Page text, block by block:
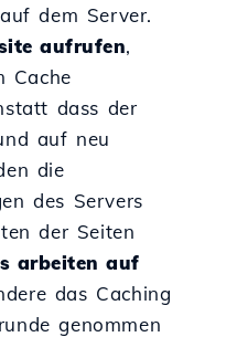
dem Server.
aufrufen,
Cache
dass der
auf neu
die
des Servers
der Seiten
arbeiten auf
das Caching
genommen